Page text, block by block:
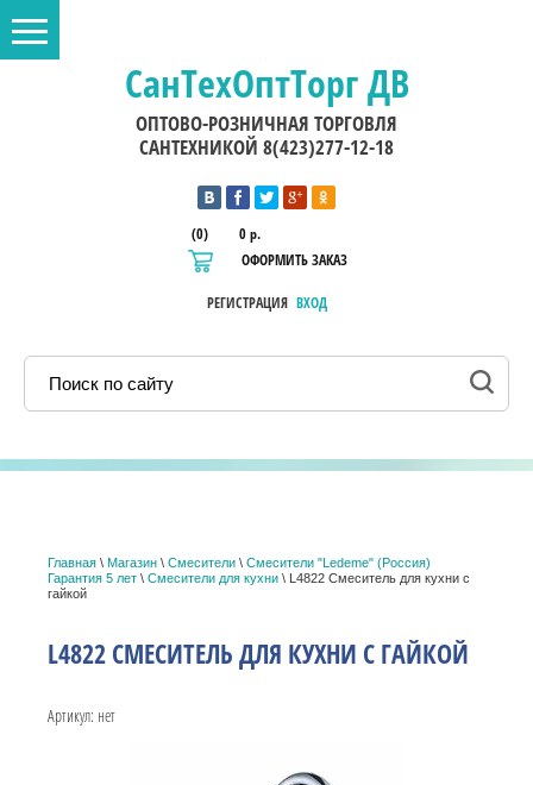
СанТехОптТорг ДВ
ОПТОВО-РОЗНИЧНАЯ ТОРГОВЛЯ
САНТЕХНИКОЙ 8(423)277-12-18
РЕГИСТРАЦИЯ ВХОД
(0)
0 р.
ОФОРМИТЬ ЗАКАЗ
Главная \ Магазин \ Смесители \ Cмесители "Ledeme" (Россия)
Гарантия 5 лет \ Смесители для кухни \ L4822 Смеситель для кухни с
гайкой
L4822 СМЕСИТЕЛЬ ДЛЯ КУХНИ С ГАЙКОЙ
Артикул: нет